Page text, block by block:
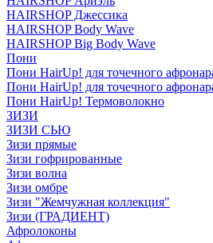
HAIRSHOP Джессика
HAIRSHOP Body Wave
HAIRSHOP Big Body Wave
Пони
Пони HairUp! для точечного
Пони HairUp! для точечного
Пони HairUp! Термоволокно
ЗИЗИ
ЗИЗИ СЬЮ
Зизи прямые
Зизи гофрированные
Зизи волна
Зизи омбре
Зизи "Жемчужная коллекция"
Зизи (ГРАДИЕНТ)
Афролоконы